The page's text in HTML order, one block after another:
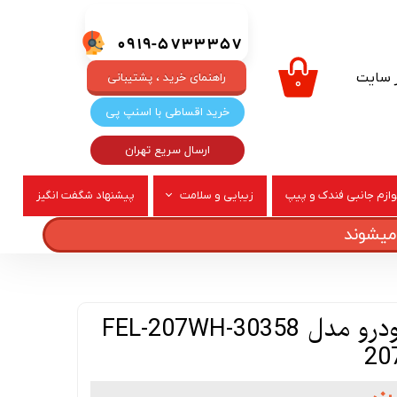
0919-5733357
سایت
جانبی فندک و پیپ زیبایی و سلامت پیشنهاد شگفت انگیز
۰
خرید اقساطی با اسنپ پی
ارسال سریع تهران
راهنمای خرید ، پشتیبانی
فلاپ آینه چپ خودرو مدل FEL-207WH-30358